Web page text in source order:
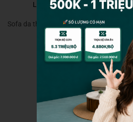
Làm sao để nhận biết và sử
Sofa da thật được đánh giá là sản phẩm